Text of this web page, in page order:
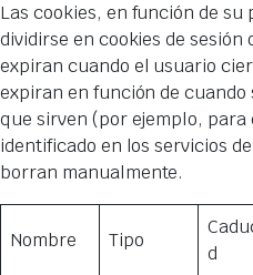
Las cookies, en función de
dividirse en cookies de sesión
expiran cuando el usuario
expiran en función de
que sirven (por ejemplo,
identificado en los servicios
borran manualmente.
Nombre Tipo
d